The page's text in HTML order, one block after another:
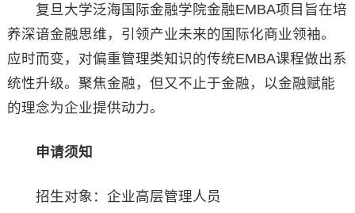
复旦大学泛海国际金融学院金融EMBA项目旨在培
养深谙金融思维，引领产业未来的国际化商业领袖。
应时而变，对偏重管理类知识的传统EMBA课程做出系
统性升级。聚焦金融，但又不止于金融，以金融赋能
的理念为企业提供动力。
申请须知
招生对象：企业高层管理人员